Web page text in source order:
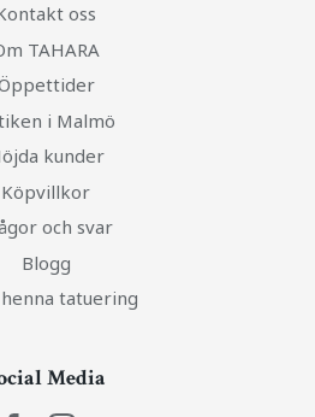
oss
TAHARA
i Malmö
kunder
Köpvillkor
och svar
Blogg
tatuering
Media